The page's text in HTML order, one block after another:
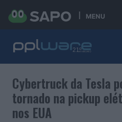
MENU
Cybertruck da Tesla
tornado na pickup
nos EUA